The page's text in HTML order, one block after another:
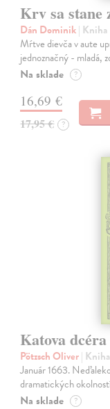
Krv sa stane
Dán Dominik| Kniha
Mŕtve dievča v aute
jednoznačný - mladá,
Na sklade ?
16,69 €
17,95 € ?
Katova
Pötzsch Oliver| Kniha
Január 1663.
dramatických
Na sklade ?